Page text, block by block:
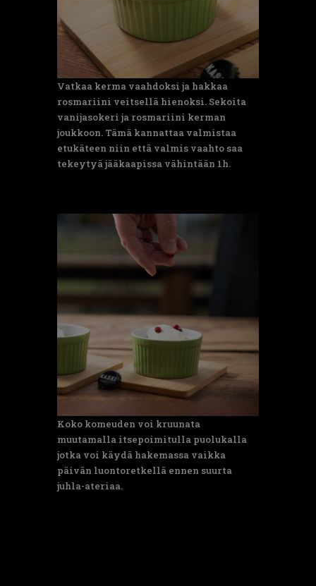
Vatkaa kerma vaahdoksi ja hakkaa
rosmariini veitsellä hienoksi. Sekoita
vanijasokeri ja rosmariini kerman
joukkoon. Tämä kannattaa valmistaa
etukäteen niin että valmis vaahto saa
tekeytyä jääkaapissa vähintään 1h.
Koko komeuden voi kruunata
muutamalla itsepoimitulla puolukalla
jotka voi käydä hakemassa vaikka
päivän luontoretkellä ennen suurta
juhla-ateriaa.